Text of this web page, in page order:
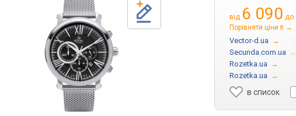
від 6 090 до
Порівняти ціни 8 →
Vector-d.ua →
Secunda.com.ua →
Rozetka.ua →
Rozetka.ua →
в список